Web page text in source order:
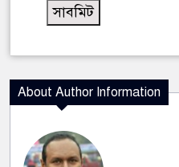
About Author Information